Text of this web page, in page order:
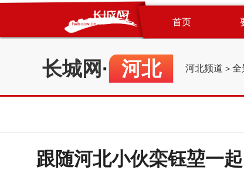
首页
长城网 · 河北 河北频道 > 全
跟随河北小伙栾钰堃一